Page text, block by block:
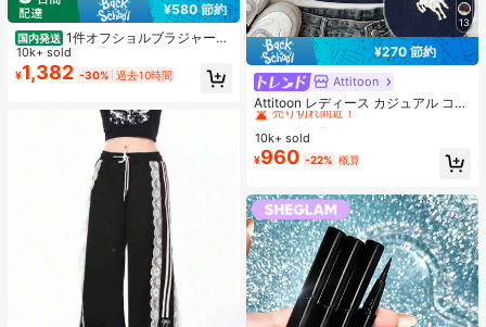
¥580 節約
国内発送 1件オフショルブラジャー、
小胸用アップチューブトップ、 オフ
ショルインナー 、脇高 谷間メイク下
着、A/Bカップノンワイヤーぶらジ
10k+ sold
¥1,382 -30% 過去10時間
13
¥270 節約
Attitoon
Attitoon レディース カジュアル コン
トラストカラー ポロカラー 半袖Tシ
ャツ、デイリーウェア
#1 ベストセラー
売り切れ間近！
#1 ベストセラー
売り切れ間近！
#1 ベストセラー
売り切れ間近！
#1 ベストセラー
10k+ sold
¥960 -22% 概算